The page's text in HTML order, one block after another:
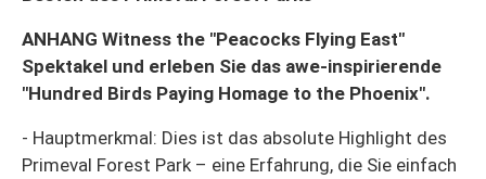
ANHANG Witness the "Peacocks Flying East"
Spektakel und erleben Sie das awe-inspirierende
"Hundred Birds Paying Homage to the Phoenix".
- Hauptmerkmal: Dies ist das absolute Highlight des
Primeval Forest Park – eine Erfahrung, die Sie einfach